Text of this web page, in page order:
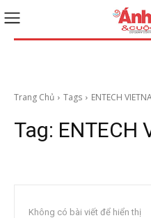
Trang Chủ Tags ENTECH
Tag: ENTECH
Không có bài viết để hiển thị